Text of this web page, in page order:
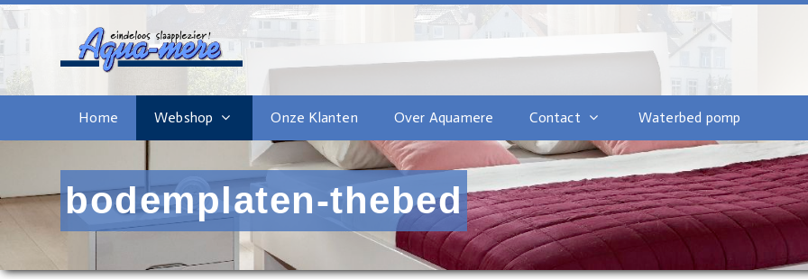
Home Webshop Onze Klanten Over Aquamere Contact Waterbed pomp
bodemplaten-thebed